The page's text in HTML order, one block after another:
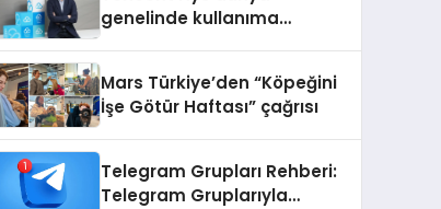
genelinde kullanıma
Mars Türkiye’den “Köpeğini
İşe Götür Haftası” çağrısı
Telegram Grupları Rehberi:
Telegram Gruplarıyla